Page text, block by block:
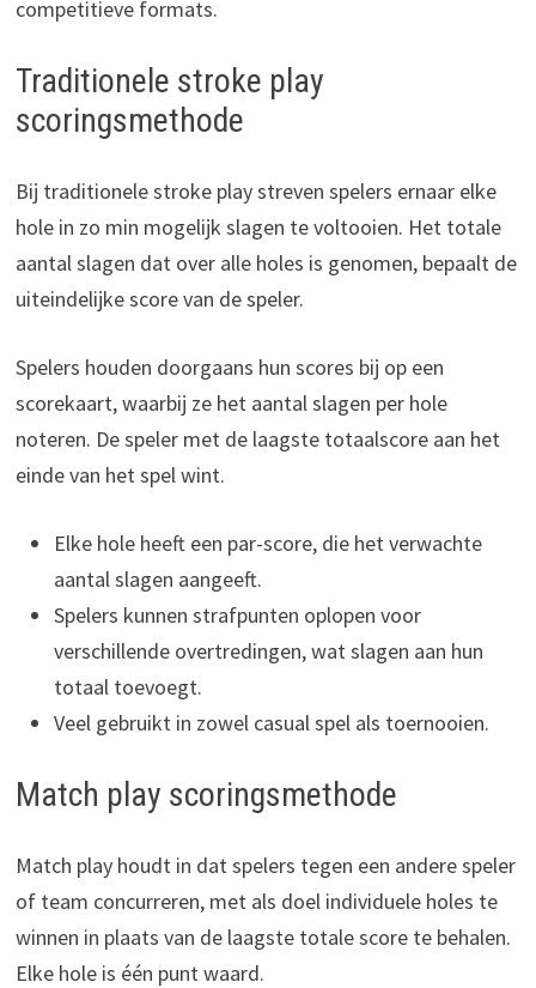
competitieve formats.
Traditionele stroke play
scoringsmethode
Bij traditionele stroke play streven spelers ernaar elke
hole in zo min mogelijk slagen te voltooien. Het totale
aantal slagen dat over alle holes is genomen, bepaalt de
uiteindelijke score van de speler.
Spelers houden doorgaans hun scores bij op een
scorekaart, waarbij ze het aantal slagen per hole
noteren. De speler met de laagste totaalscore aan het
einde van het spel wint.
Elke hole heeft een par-score, die het verwachte
aantal slagen aangeeft.
Spelers kunnen strafpunten oplopen voor
verschillende overtredingen, wat slagen aan hun
totaal toevoegt.
Veel gebruikt in zowel casual spel als toernooien.
Match play scoringsmethode
Match play houdt in dat spelers tegen een andere speler
of team concurreren, met als doel individuele holes te
winnen in plaats van de laagste totale score te behalen.
Elke hole is één punt waard.